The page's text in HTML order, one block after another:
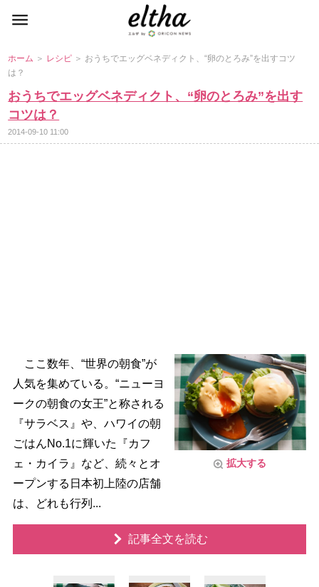
ホーム ＞ レシピ ＞ おうちでエッグベネディクト、“卵のとろみ”を出すコツ
は？
おうちでエッグベネディクト、“卵のとろみ”を出す
コツは？
2014-09-10 11:00
拡大する
ここ数年、“世界の朝食”が
人気を集めている。“ニューヨ
ークの朝食の女王”と称される
『サラベス』や、ハワイの朝
ごはんNo.1に輝いた『カフ
ェ・カイラ』など、続々とオ
ープンする日本初上陸の店舗
は、どれも行列...
記事全文を読む